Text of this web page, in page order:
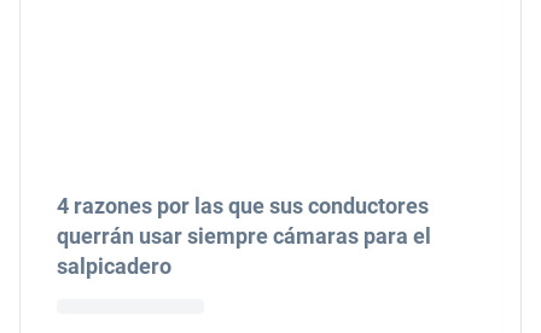
4 razones por las que sus conductores
querrán usar siempre cámaras para el
salpicadero